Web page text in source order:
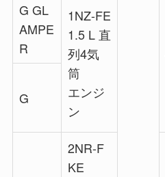
G GL
AMPE
R
1NZ-FE
1.5 L 直
列4気
筒
エンジ
ン
G
2NR-F
KE